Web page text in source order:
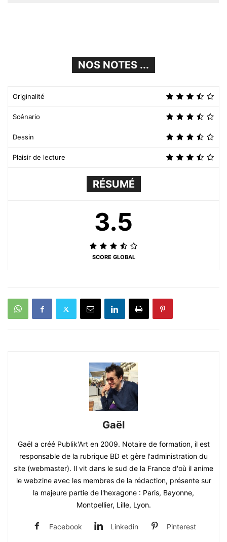
NOS NOTES ...
Originalité
Scénario
Dessin
Plaisir de lecture
RÉSUMÉ
3.5
SCORE GLOBAL
Gaël
Gaël a créé Publik'Art en 2009. Notaire de formation, il est
responsable de la rubrique BD et gère l'administration du
site (webmaster). Il vit dans le sud de la France d'où il anime
le webzine avec les membres de la rédaction, présente sur
la majeure partie de l'hexagone : Paris, Bayonne,
Montpellier, Lille, Lyon.
Facebook Linkedin Pinterest